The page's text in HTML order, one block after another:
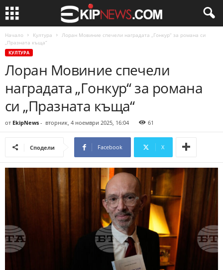
Начало Култура
Лоран Мовиние спечели наградата „Гонкур“ за романа си
„Празната къща“
КУЛТУРА
Лоран Мовиние спечели
наградата „Гонкур“ за романа
си „Празната къща“
от EkipNews - вторник, 4 ноември 2025, 16:04 61
Сподели Facebook X